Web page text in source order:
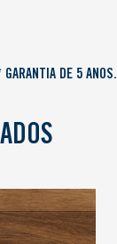
GARANTIA DE 5 ANOS.